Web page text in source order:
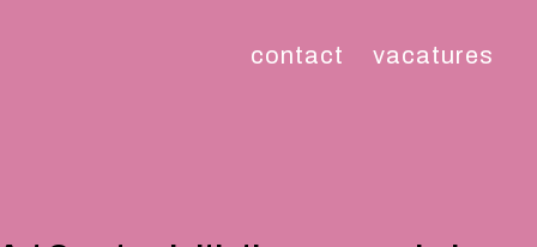
contact vacatures